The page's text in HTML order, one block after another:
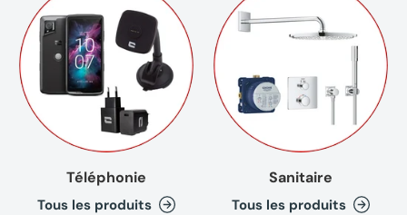
Téléphonie
Tous les produits
Sanitaire
Tous les produits